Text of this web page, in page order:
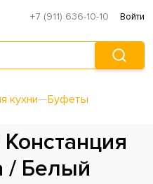
+7 (911) 636-10-10 Войти
кухни—Буфеты
/ Белый